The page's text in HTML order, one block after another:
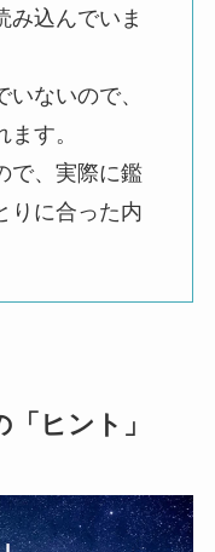
み込んでいま
ないので、
す。
で、実際に鑑
りに合った内
ヒント」